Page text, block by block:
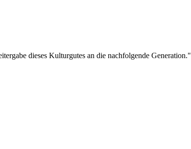
dieses Kulturgutes an die nachfolgende Generation."